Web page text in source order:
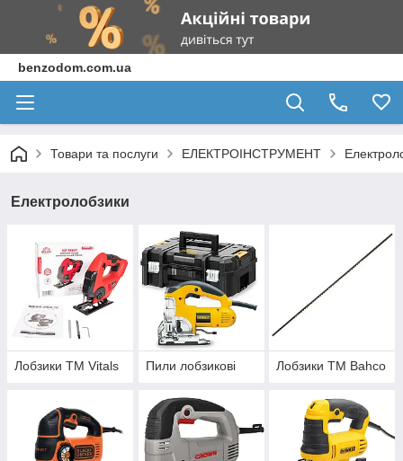
benzodom.com.ua
Товари та послуги ЕЛЕКТРОІНСТРУМЕНТ
Електролобзики
Лобзики ТМ Vitals Пили лобзикові Лобзики ТМ Bahco